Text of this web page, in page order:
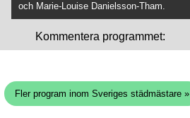
och Marie-Louise Danielsson-Tham.
Kommentera programmet:
Fler program inom Sveriges städmästare »